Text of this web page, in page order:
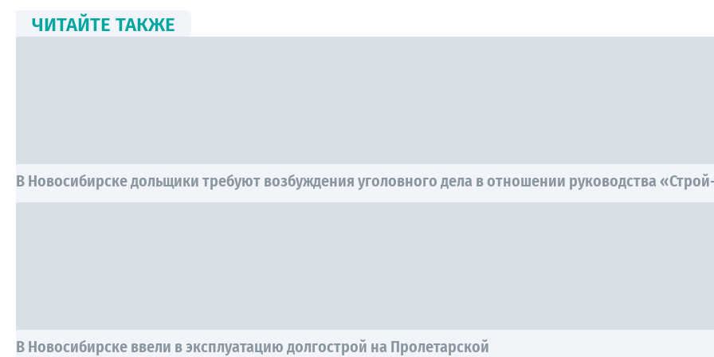
ЧИТАЙТЕ ТАКЖЕ
В Новосибирске дольщики требуют возбуждения уголовного дела в отношении руководства
В Новосибирске ввели в эксплуатацию долгострой на Пролетарской